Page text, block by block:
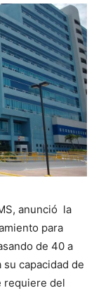
anunció la
para
de 40 a
capacidad de
requiere del